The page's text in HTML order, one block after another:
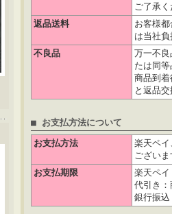
ご了承
返品送料
お客様
は当社
不良品
万一不
たは同
商品到
と返品
■ お支払方法について
お支払方法
楽天ペ
ござい
お支払期限
楽天ペ
代引き
銀行振